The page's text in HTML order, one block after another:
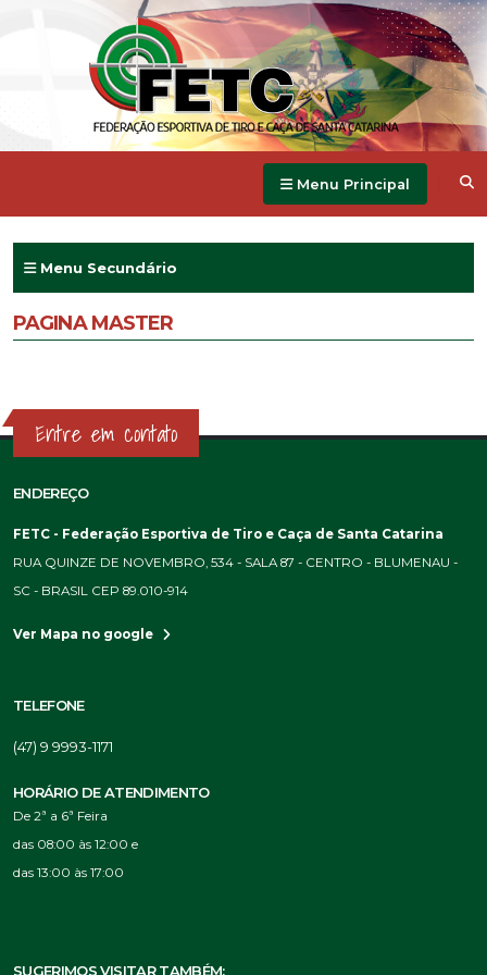
Menu Principal
Menu Secundário
PAGINA MASTER
Entre em contato
ENDEREÇO
FETC - Federação Esportiva de Tiro e Caça de Santa Catarina
RUA QUINZE DE NOVEMBRO, 534 - SALA 87 - CENTRO - BLUMENAU -
SC - BRASIL CEP 89.010-914
Ver Mapa no google
TELEFONE
(47) 9 9993-1171
HORÁRIO DE ATENDIMENTO
De 2ª a 6ª Feira
das 08:00 às 12:00 e
das 13:00 às 17:00
SUGERIMOS VISITAR TAMBÉM: